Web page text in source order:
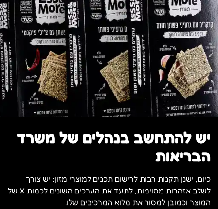
יש להתחשב בנהלים של משרד
הבריאות
כיום, ישנן תקנות רבות לרישום תכנים למוצרי מזון: יש צורך
לשלב אזהרות מסוימות, לתעד את הערכים השונים לכמות X של
המוצר וכמובן למסור את מלוא המרכיבים שלו.